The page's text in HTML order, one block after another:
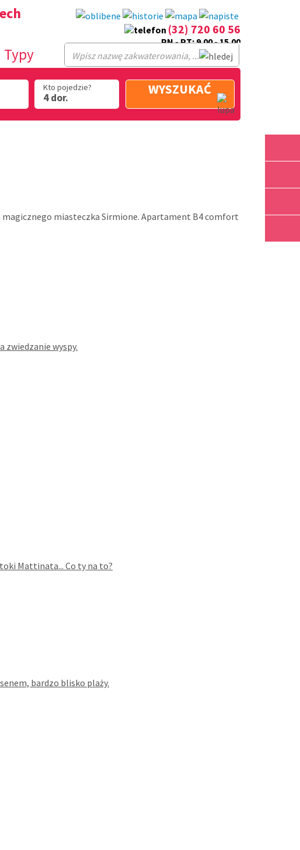
(32) 720 60 56
PN - PT: 9.00 - 15.00
Typy
Kto pojedzie?
4 dor.
WYSZUKAĆ
magicznego miasteczka Sirmione. Apartament B4 comfort
zwiedzanie wyspy.
Mattinata... Co ty na to?
bardzo blisko plaży.